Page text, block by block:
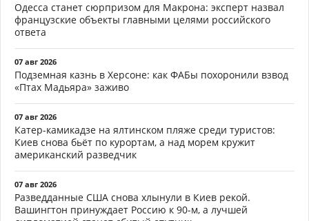
Одесса станет сюрпризом для Макрона: эксперт назвал
французские объекты главными целями российского
ответа
07 авг 2026
Подземная казнь в Херсоне: как ФАБы похоронили взвод
«Птах Мадьяра» заживо
07 авг 2026
Катер-камикадзе на ялтинском пляже среди туристов:
Киев снова бьёт по курортам, а над морем кружит
американский разведчик
07 авг 2026
Разведданные США снова хлынули в Киев рекой.
Вашингтон принуждает Россию к 90-м, а лучшей